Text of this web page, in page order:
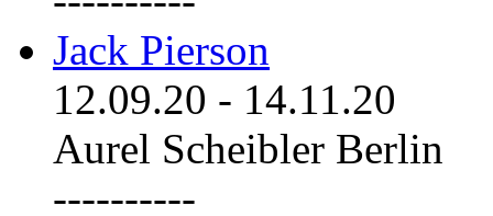
Jack Pierson
12.09.20 - 14.11.20
Aurel Scheibler Berlin
----------